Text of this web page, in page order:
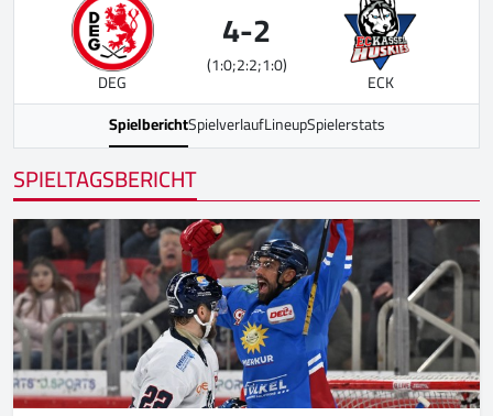
DEG
4-2
(1:0;2:2;1:0)
ECK
SpielberichtSpielverlaufLineupSpielerstats
SPIELTAGSBERICHT